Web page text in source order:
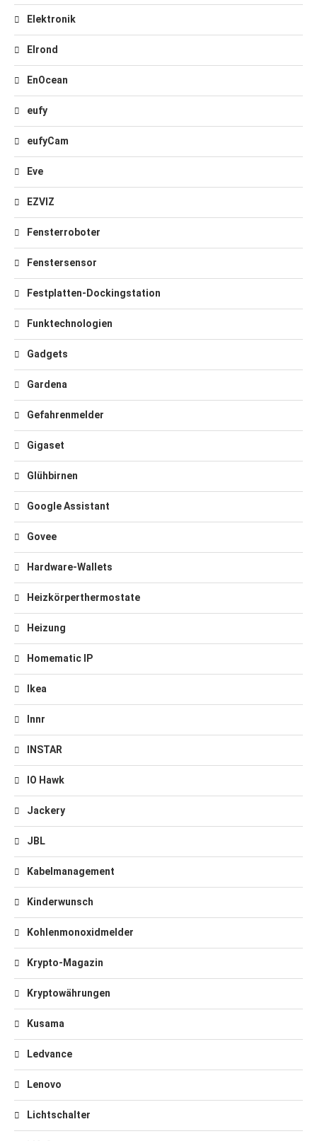
Elektronik
Elrond
EnOcean
eufy
eufyCam
Eve
EZVIZ
Fensterroboter
Fenstersensor
Festplatten-Dockingstation
Funktechnologien
Gadgets
Gardena
Gefahrenmelder
Gigaset
Glühbirnen
Google Assistant
Govee
Hardware-Wallets
Heizkörperthermostate
Heizung
Homematic IP
Ikea
Innr
INSTAR
IO Hawk
Jackery
JBL
Kabelmanagement
Kinderwunsch
Kohlenmonoxidmelder
Krypto-Magazin
Kryptowährungen
Kusama
Ledvance
Lenovo
Lichtschalter